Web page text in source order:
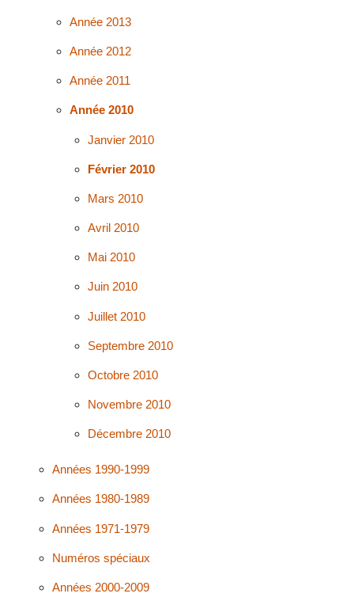
Année 2013
Année 2012
Année 2011
Année 2010
Janvier 2010
Février 2010
Mars 2010
Avril 2010
Mai 2010
Juin 2010
Juillet 2010
Septembre 2010
Octobre 2010
Novembre 2010
Décembre 2010
Années 1990-1999
Années 1980-1989
Années 1971-1979
Numéros spéciaux
Années 2000-2009